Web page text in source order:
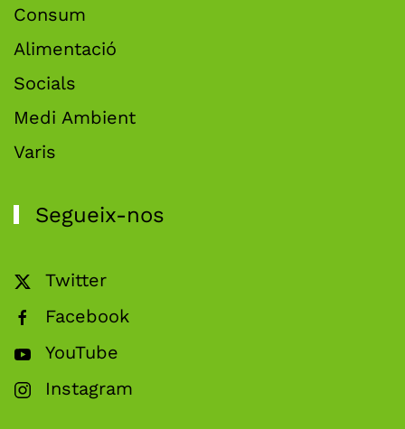
Consum
Alimentació
Socials
Medi Ambient
Varis
Segueix-nos
Twitter
Facebook
YouTube
Instagram